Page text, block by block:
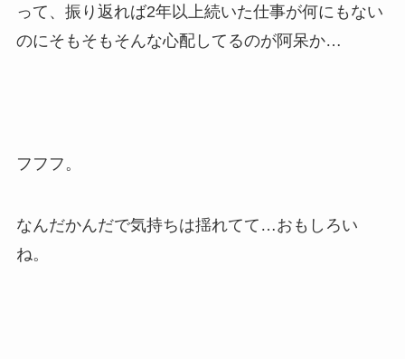
って、振り返れば2年以上続いた仕事が何にもない
のにそもそもそんな心配してるのが阿呆か…
フフフ。
なんだかんだで気持ちは揺れてて…おもしろい
ね。